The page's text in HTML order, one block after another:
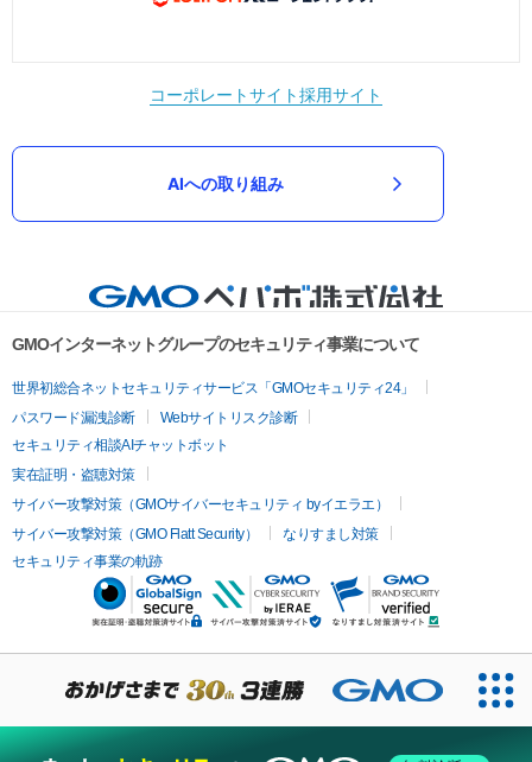
コーポレートサイト採用サイト
AIへの取り組み
GMOインターネットグループのセキュリティ事業について
世界初総合ネットセキュリティサービス「GMOセキュリティ24」
パスワード漏洩診断
Webサイトリスク診断
セキュリティ相談AIチャットボット
実在証明・盗聴対策
サイバー攻撃対策（GMOサイバーセキュリティ byイエラエ）
サイバー攻撃対策（GMO Flatt Security）
なりすまし対策
セキュリティ事業の軌跡